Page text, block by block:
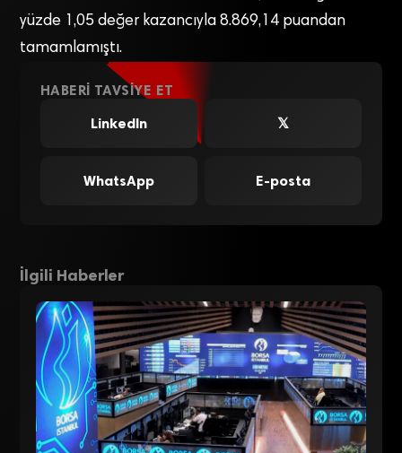
yüzde 1,05 değer kazancıyla 8.869,14 puandan
tamamlamıştı.
HABERI TAVSIYE ET
LinkedIn
𝕏
WhatsApp E-posta
İlgili Haberler